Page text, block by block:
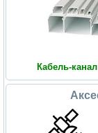
Кабель-